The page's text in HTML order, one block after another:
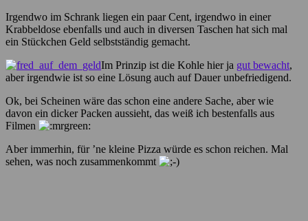
Irgendwo im Schrank liegen ein paar Cent, irgendwo in einer
Krabbeldose ebenfalls und auch in diversen Taschen hat sich mal
ein Stückchen Geld selbstständig gemacht.
Im Prinzip ist die Kohle hier ja gut bewacht,
aber irgendwie ist so eine Lösung auch auf Dauer unbefriedigend.
Ok, bei Scheinen wäre das schon eine andere Sache, aber wie
davon ein dicker Packen aussieht, das weiß ich bestenfalls aus
Filmen
Aber immerhin, für ’ne kleine Pizza würde es schon reichen. Mal
sehen, was noch zusammenkommt